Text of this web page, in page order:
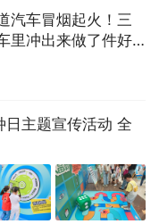
汽车冒烟起火！三
里冲出来做了件好
主题宣传活动 全